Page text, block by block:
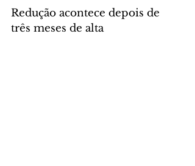
Redução acontece depois de
três meses de alta